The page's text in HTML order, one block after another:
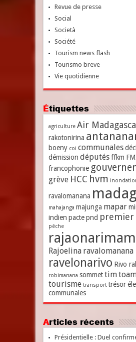
Revue de presse
Social
Società
Société
Tourism news flash
Tourismo breve
Vie quotidienne
Étiquettes
agriculture Air
rakotonirina
boeny coi communales
démission députés ffkm
francophonie
grève HCC hvm
ravalomanana
mahajanga majunga mapar
indien pacte pnd
pêche
Rajoelina ravalomanana
ravelonarivo Rivo
robimanana sommet tim
tourisme transport trésor
communales
Articles récents
Présidentielle : Duel